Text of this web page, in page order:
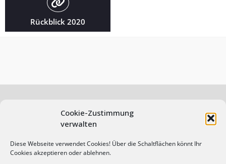
Cookie-Zustimmung
verwalten
Diese Webseite verwendet Cookies! Über die Schaltflächen könnt Ihr
Cookies akzeptieren oder ablehnen.
Rückblick 2020
© Andreas Prasch Fotografie. All rights reserved.
Impressum
Datenschutz
Cookie-Richtlinie (EU)
Proudly powered by WordPress